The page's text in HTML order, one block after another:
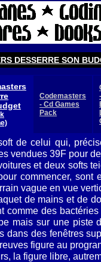
DESSERRE SON
Codemasters
- Cd Games
Pack
de celui qui,
vendues 39F pour
et deux softs
commencer,
vague en vue
de mains et de
comme des
mais sur une piste
dans des fenêtres
figure au
la figure libre,